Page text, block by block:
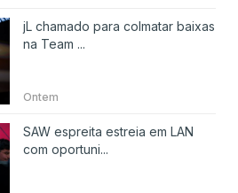
jL chamado para colmatar baixas
na Team ...
Ontem
SAW espreita estreia em LAN
com oportuni...